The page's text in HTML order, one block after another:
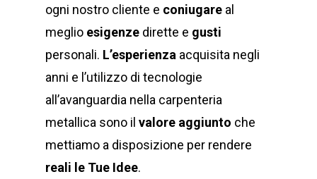
ogni nostro cliente e coniugare al
meglio esigenze dirette e gusti
personali. L’esperienza acquisita negli
anni e l’utilizzo di tecnologie
all’avanguardia nella carpenteria
metallica sono il valore aggiunto che
mettiamo a disposizione per rendere
reali le Tue Idee.